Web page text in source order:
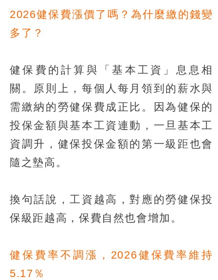
2026健保費漲價了嗎？為什麼繳的錢變
多了？
健保費的計算與「基本工資」息息相
關。原則上，每個人每月領到的薪水與
需繳納的勞健保費成正比。因為健保的
投保金額與基本工資連動，一旦基本工
資調升，健保投保金額的第一級距也會
隨之墊高。
換句話說，工資越高，對應的勞健保投
保級距越高，保費自然也會增加。
健保費率不調漲，2026健保費率維持
5.17％